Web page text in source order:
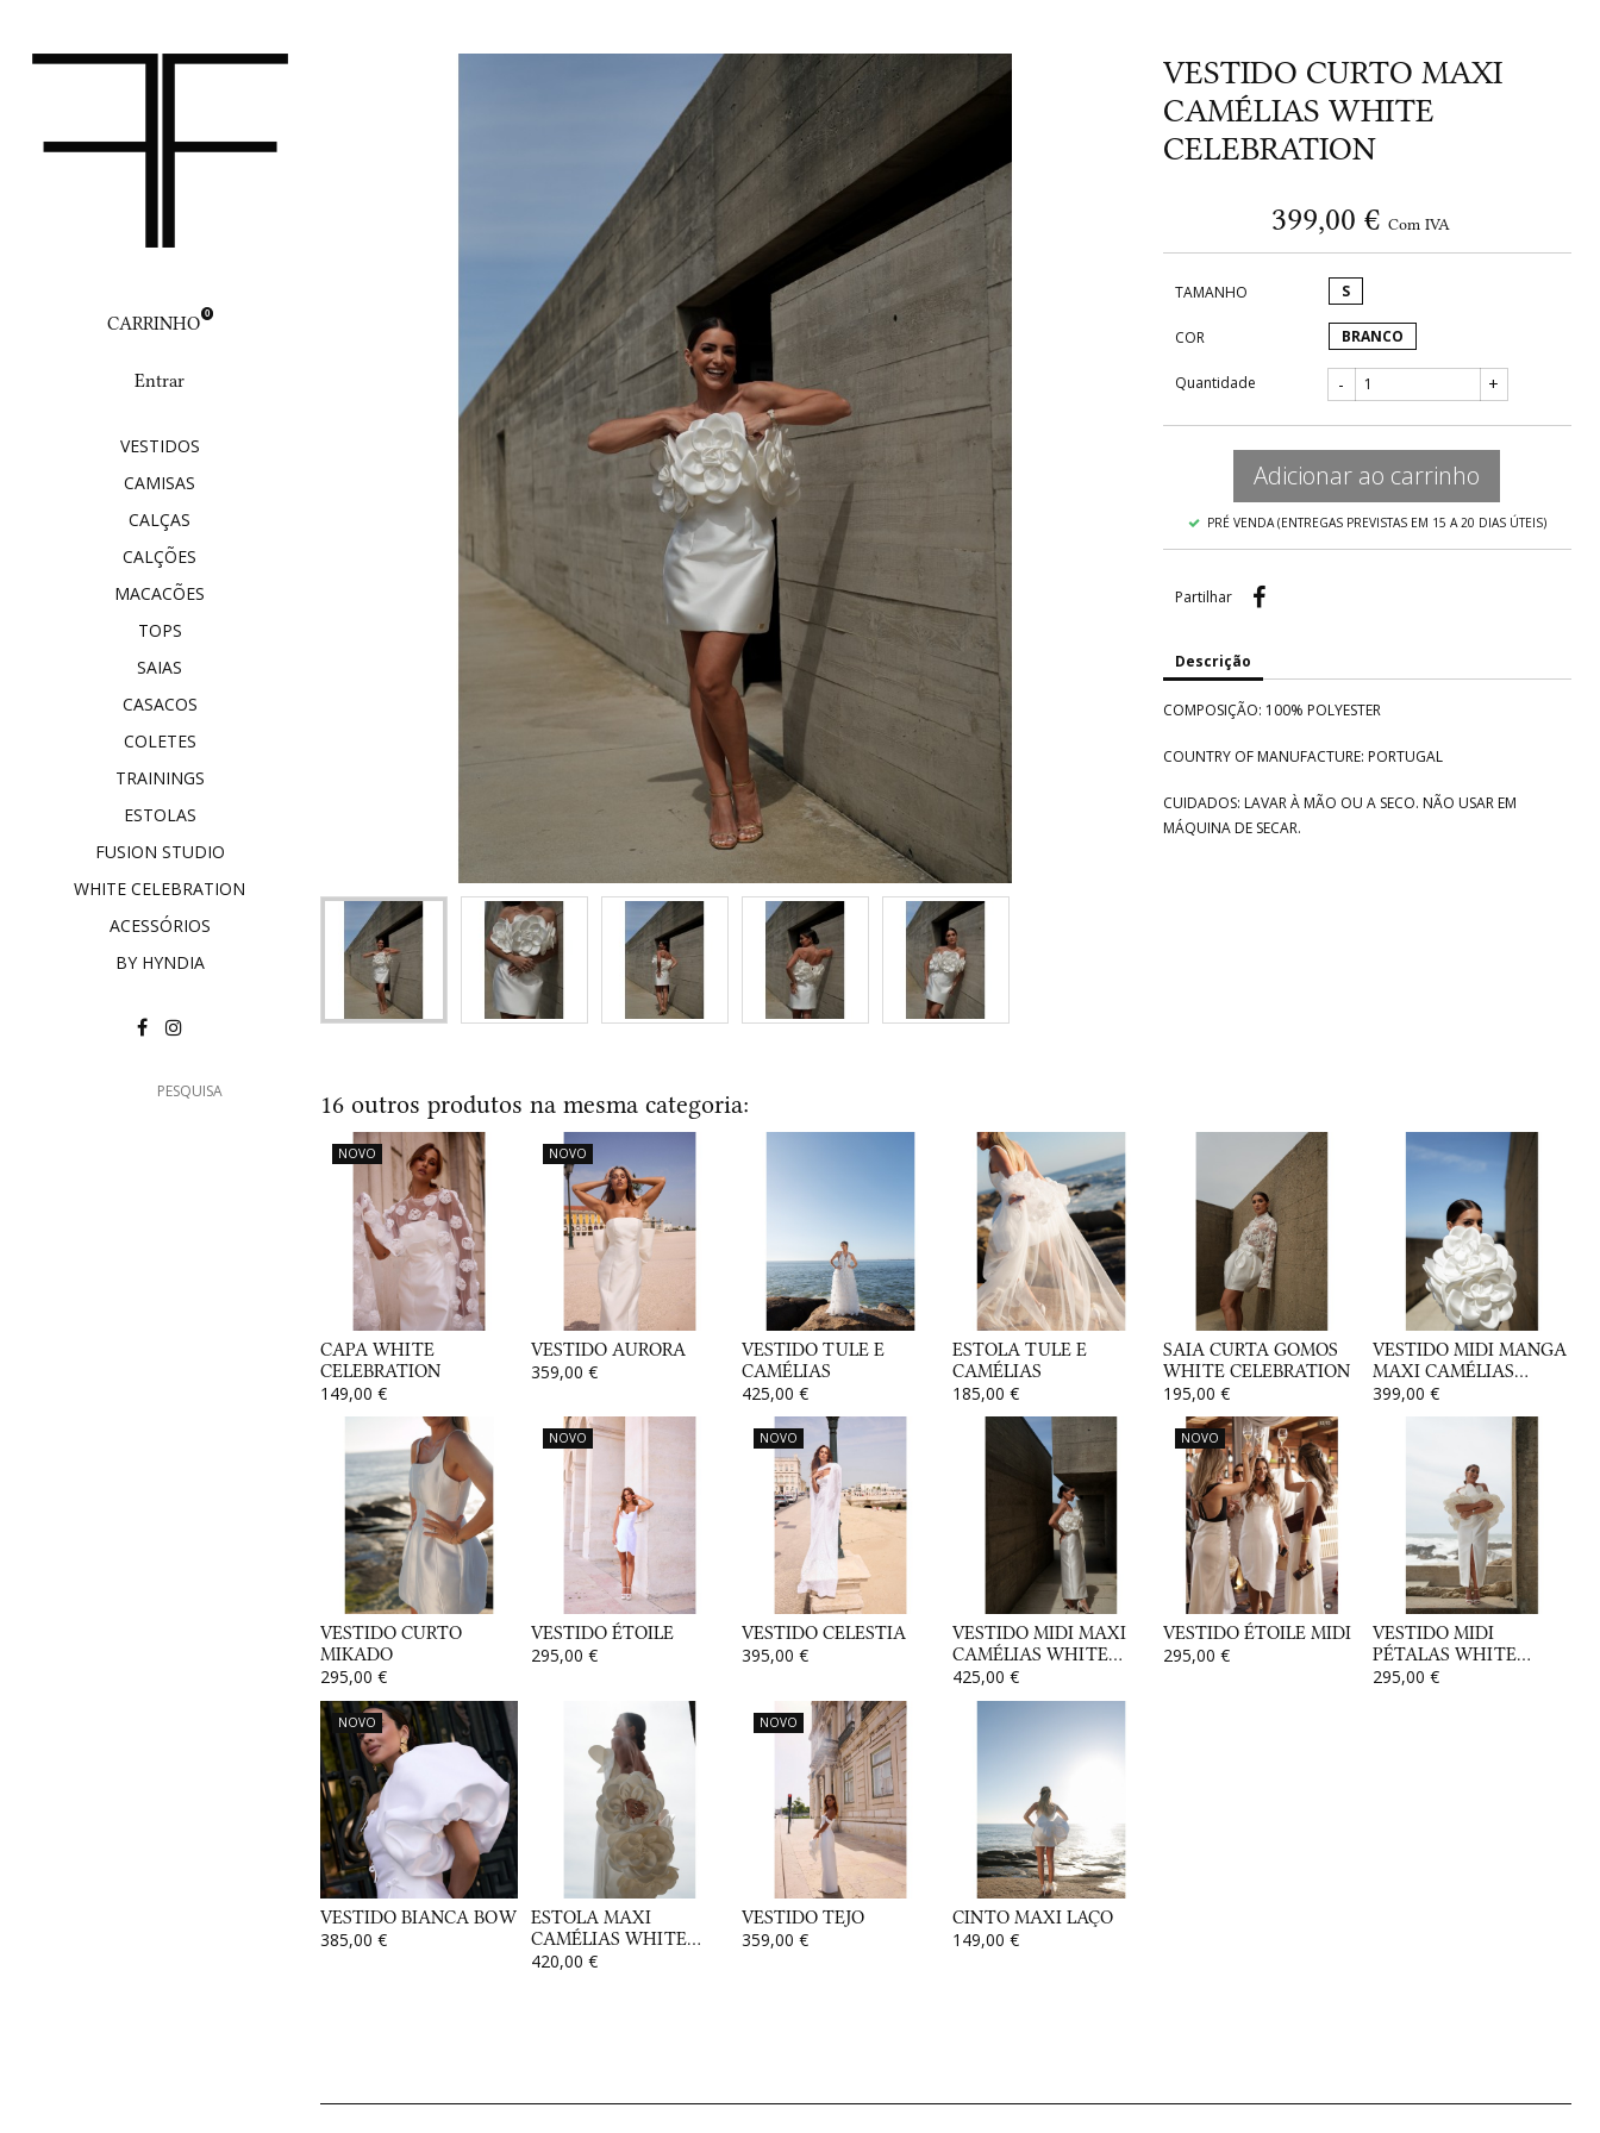
CARRINHO 0
Entrar
VESTIDOS
CAMISAS
CALÇAS
CALÇÕES
MACACÕES
TOPS
SAIAS
CASACOS
COLETES
TRAININGS
ESTOLAS
FUSION STUDIO
WHITE CELEBRATION
ACESSÓRIOS
BY HYNDIA
VESTIDO CURTO MAXI
CAMÉLIAS WHITE
CELEBRATION
399,00 € Com IVA
TAMANHO S
COR BRANCO
Quantidade - +
Adicionar ao carrinho
PRÉ VENDA (ENTREGAS PREVISTAS EM 15 A 20 DIAS ÚTEIS)
Partilhar
Descrição
COMPOSIÇÃO: 100% POLYESTER
COUNTRY OF MANUFACTURE: PORTUGAL
CUIDADOS: LAVAR À MÃO OU A SECO. NÃO USAR EM
MÁQUINA DE SECAR.
16 outros produtos na mesma categoria:
NOVO
CAPA WHITE
CELEBRATION
149,00 €
NOVO
VESTIDO AURORA
359,00 €
VESTIDO TULE E
CAMÉLIAS
425,00 €
ESTOLA TULE E
CAMÉLIAS
185,00 €
SAIA CURTA GOMOS
WHITE CELEBRATION
195,00 €
VESTIDO MIDI MANGA
MAXI CAMÉLIAS...
399,00 €
VESTIDO CURTO
MIKADO
295,00 €
NOVO
VESTIDO ÉTOILE
295,00 €
NOVO
VESTIDO CELESTIA
395,00 €
VESTIDO MIDI MAXI
CAMÉLIAS WHITE...
425,00 €
NOVO
VESTIDO ÉTOILE MIDI
295,00 €
VESTIDO MIDI
PÉTALAS WHITE...
295,00 €
NOVO
VESTIDO BIANCA BOW
385,00 €
ESTOLA MAXI
CAMÉLIAS WHITE...
420,00 €
NOVO
VESTIDO TEJO
359,00 €
CINTO MAXI LAÇO
149,00 €